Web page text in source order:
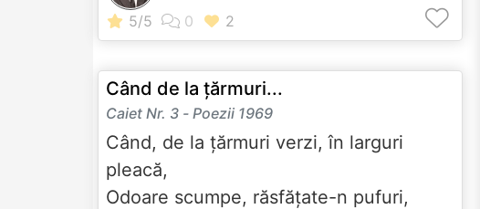
Când de la țărmuri...
Caiet Nr. 3 - Poezii 1969
Când, de la țărmuri verzi, în larguri
pleacă,
Odoare scumpe, răsfățate-n pufuri,